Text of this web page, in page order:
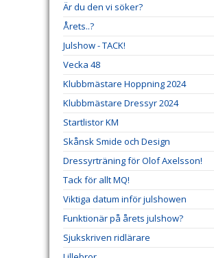
Är du den vi söker?
Årets..?
Julshow - TACK!
Vecka 48
Klubbmästare Hoppning 2024
Klubbmästare Dressyr 2024
Startlistor KM
Skånsk Smide och Design
Dressyrträning för Olof Axelsson!
Tack för allt MQ!
Viktiga datum inför julshowen
Funktionär på årets julshow?
Sjukskriven ridlärare